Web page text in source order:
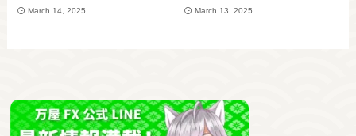
March 14, 2025 March 13, 2025